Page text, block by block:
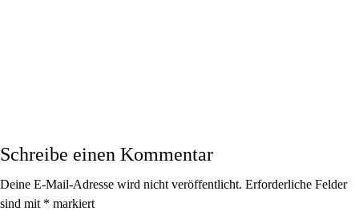
Schreibe einen Kommentar
Deine E-Mail-Adresse wird nicht veröffentlicht. Erforderliche Felder
sind mit * markiert